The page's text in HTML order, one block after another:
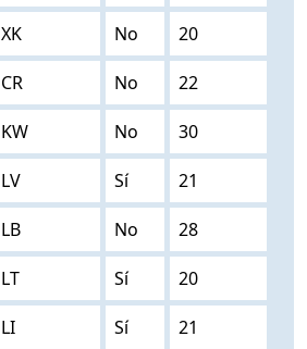
XK No 20
CR No 22
KW No 30
LV Sí 21
LB No 28
LT Sí 20
LI Sí 21